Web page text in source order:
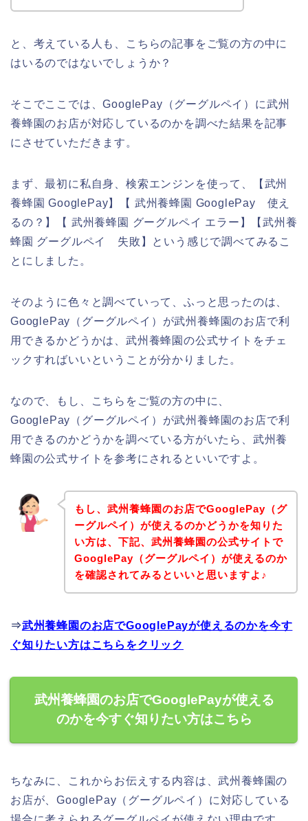
と、考えている人も、こちらの記事をご覧の方の中に
はいるのではないでしょうか？
そこでここでは、GooglePay（グーグルペイ）に武州
養蜂園のお店が対応しているのかを調べた結果を記事
にさせていただきます。
まず、最初に私自身、検索エンジンを使って、【武州
養蜂園 GooglePay】【 武州養蜂園 GooglePay 使え
るの？】【 武州養蜂園 グーグルペイ エラー】【武州養
蜂園 グーグルペイ 失敗】という感じで調べてみるこ
とにしました。
そのように色々と調べていって、ふっと思ったのは、
GooglePay（グーグルペイ）が武州養蜂園のお店で利
用できるかどうかは、武州養蜂園の公式サイトをチェ
ックすればいいということが分かりました。
なので、もし、こちらをご覧の方の中に、
GooglePay（グーグルペイ）が武州養蜂園のお店で利
用できるのかどうかを調べている方がいたら、武州養
蜂園の公式サイトを参考にされるといいですよ。
もし、武州養蜂園のお店でGooglePay（グ
ーグルペイ）が使えるのかどうかを知りた
い方は、下記、武州養蜂園の公式サイトで
GooglePay（グーグルペイ）が使えるのか
を確認されてみるといいと思いますよ♪
⇒武州養蜂園のお店でGooglePayが使えるのかを今す
ぐ知りたい方はこちらをクリック
武州養蜂園のお店でGooglePayが使える
のかを今すぐ知りたい方はこちら
ちなみに、これからお伝えする内容は、武州養蜂園の
お店が、GooglePay（グーグルペイ）に対応している